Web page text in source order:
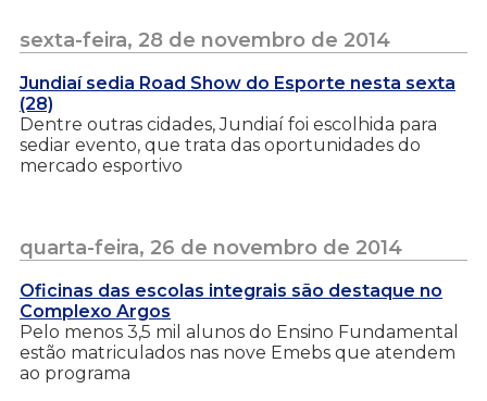
sexta-feira, 28 de novembro de 2014
Jundiaí sedia Road Show do Esporte nesta sexta
(28)
Dentre outras cidades, Jundiaí foi escolhida para
sediar evento, que trata das oportunidades do
mercado esportivo
quarta-feira, 26 de novembro de 2014
Oficinas das escolas integrais são destaque no
Complexo Argos
Pelo menos 3,5 mil alunos do Ensino Fundamental
estão matriculados nas nove Emebs que atendem
ao programa